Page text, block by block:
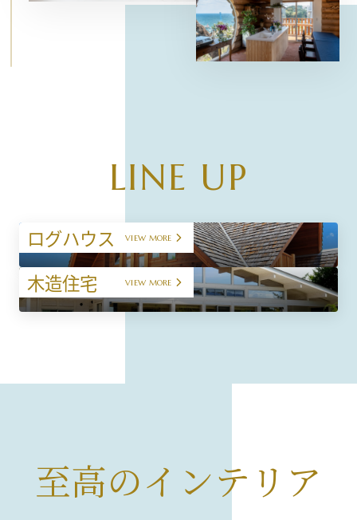
LINE UP
ログハウス VIEW MORE
木造住宅 VIEW MORE
至高のインテリア